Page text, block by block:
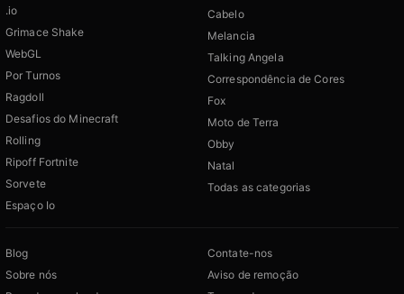
.io
Grimace Shake
WebGL
Por Turnos
Ragdoll
Desafios do Minecraft
Rolling
Ripoff Fortnite
Sorvete
Espaço Io
Cabelo
Melancia
Talking Angela
Correspondência de Cores
Fox
Moto de Terra
Obby
Natal
Todas as categorias
Blog
Sobre nós
Contate-nos
Aviso de remoção